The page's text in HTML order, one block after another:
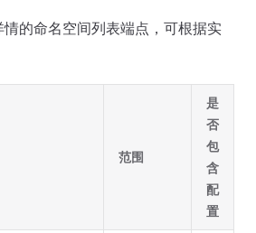
的命名空间列表端点，可根据实
范围
是
否
包
含
配
置